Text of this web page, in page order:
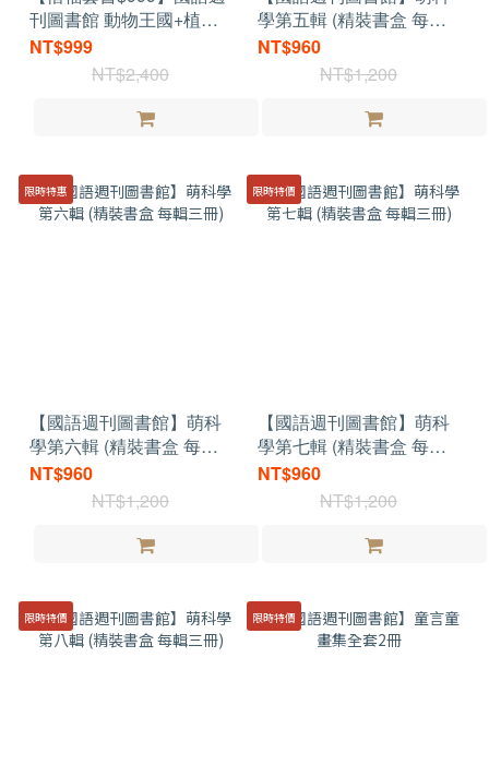
刊圖書館 動物王國+植物
王國 精裝共4冊
NT$999
NT$2,400
學第五輯 (精裝書盒 每輯
三冊)
NT$960
NT$1,200
限時特惠
【國語週刊圖書館】萌科
學第六輯 (精裝書盒 每輯
三冊)
NT$960
NT$1,200
限時特價
【國語週刊圖書館】萌科
學第七輯 (精裝書盒 每輯
三冊)
NT$960
NT$1,200
限時特價 限時特價